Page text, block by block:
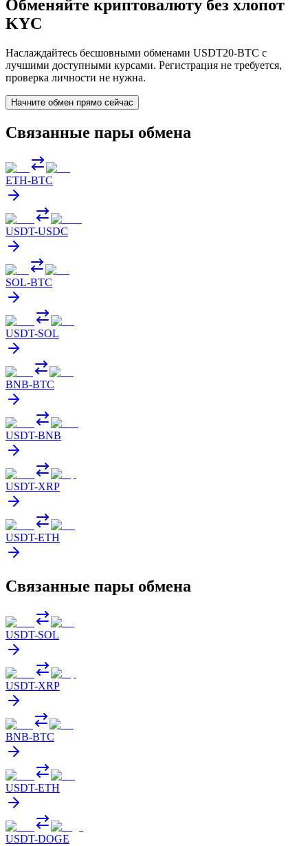
Обменяйте криптовалюту без хлопот
KYC
Наслаждайтесь бесшовными обменами USDT20-BTC с
лучшими доступными курсами. Регистрация не требуется,
проверка личности не нужна.
Начните обмен прямо сейчас
Связанные пары обмена
ETH-BTC
USDT-USDC
SOL-BTC
USDT-SOL
BNB-BTC
USDT-BNB
USDT-XRP
USDT-ETH
Связанные пары обмена
USDT-SOL
USDT-XRP
BNB-BTC
USDT-ETH
USDT-DOGE